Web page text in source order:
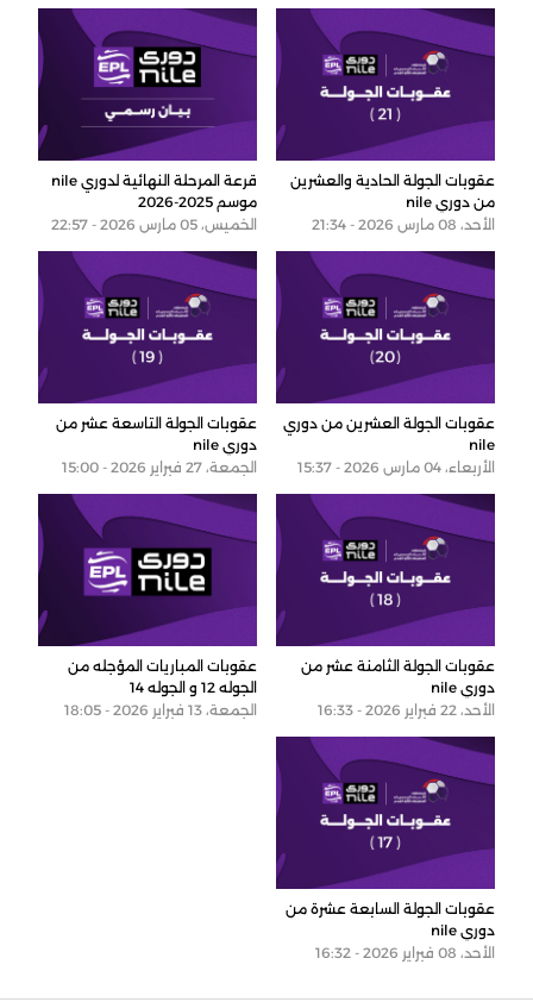
عقوبات الجولة الحادية والعشرين
من دوري nile
الأحد، 08 مارس 2026 - 21:34
قرعة المرحلة النهائية لدوري nile
موسم 2025-2026
الخميس، 05 مارس 2026 - 22:57
عقوبات الجولة العشرين من دوري
nile
الأربعاء، 04 مارس 2026 - 15:37
عقوبات الجولة التاسعة عشر من
دوري nile
الجمعة، 27 فبراير 2026 - 15:00
عقوبات الجولة الثامنة عشر من
دوري nile
الأحد، 22 فبراير 2026 - 16:33
عقوبات المباريات المؤجله من
الجوله 12 و الجوله 14
الجمعة، 13 فبراير 2026 - 18:05
عقوبات الجولة السابعة عشرة من
دوري nile
الأحد، 08 فبراير 2026 - 16:32